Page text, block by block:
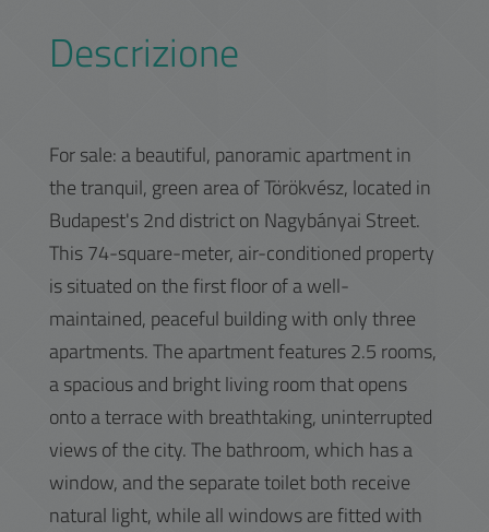
Descrizione
For sale: a beautiful, panoramic apartment in
the tranquil, green area of Törökvész, located in
Budapest's 2nd district on Nagybányai Street.
This 74-square-meter, air-conditioned property
is situated on the first floor of a well-
maintained, peaceful building with only three
apartments. The apartment features 2.5 rooms,
a spacious and bright living room that opens
onto a terrace with breathtaking, uninterrupted
views of the city. The bathroom, which has a
window, and the separate toilet both receive
natural light, while all windows are fitted with